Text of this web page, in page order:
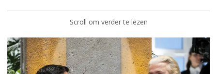
Scroll om verder te lezen